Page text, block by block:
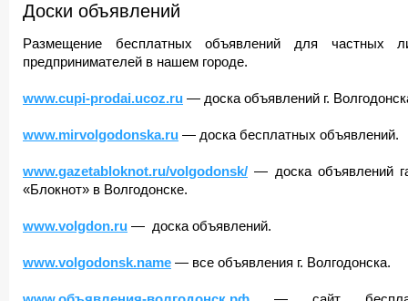
Доски объявлений
Размещение бесплатных объявлений для частных
предпринимателей в нашем городе.
www.cupi-prodai.ucoz.ru — доска объявлений г.
www.mirvolgodonska.ru — доска бесплатных объявлений.
www.gazetabloknot.ru/volgodonsk/ — доска объявлений
«Блокнот» в Волгодонске.
www.volgdon.ru — доска объявлений.
www.volgodonsk.name — все объявления г. Волгодонска.